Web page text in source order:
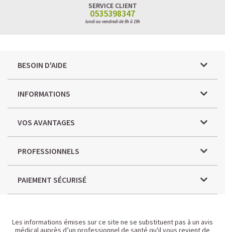
SERVICE CLIENT
0535398347
lundi au vendredi de 9h à 19h
BESOIN D'AIDE
INFORMATIONS
VOS AVANTAGES
PROFESSIONNELS
PAIEMENT SÉCURISÉ
Les informations émises sur ce site ne se substituent pas à un avis
médical auprès d’un professionnel de santé qu'il vous revient de